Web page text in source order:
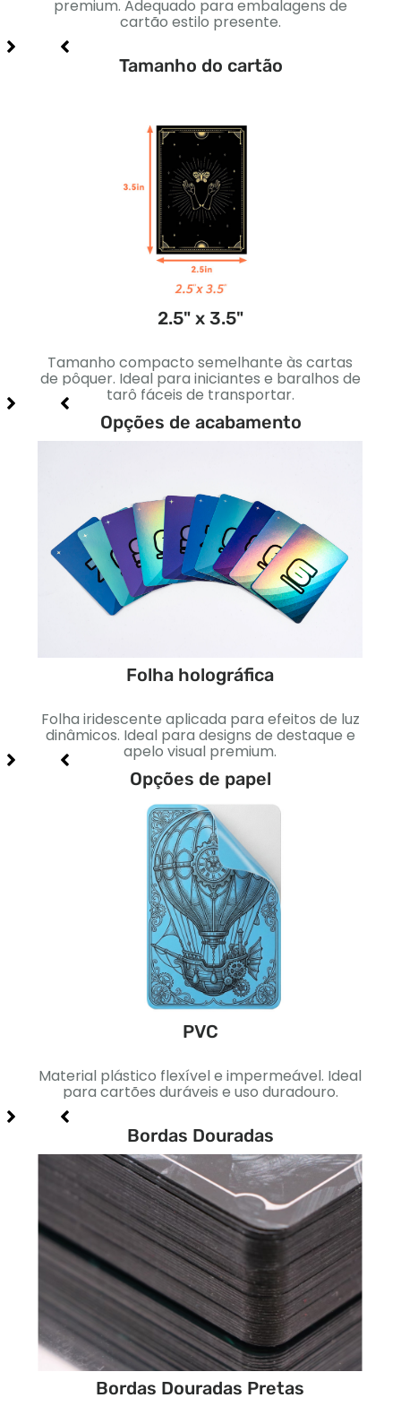
premium. Adequado para embalagens de
cartão estilo presente.
Tamanho do cartão
2.5" x 3.5"
Tamanho compacto semelhante às cartas
de pôquer. Ideal para iniciantes e baralhos de
tarô fáceis de transportar.
Opções de acabamento
Folha holográfica
Folha iridescente aplicada para efeitos de luz
dinâmicos. Ideal para designs de destaque e
apelo visual premium.
Opções de papel
PVC
Material plástico flexível e impermeável. Ideal
para cartões duráveis ​​e uso duradouro.
Bordas Douradas
Bordas Douradas Pretas